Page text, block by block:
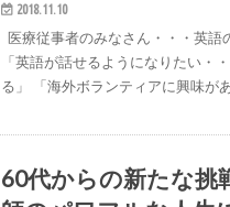
2018.11.10
医療従事者のみなさん・・・英語
「英語が話せるようになりたい・
る」 「海外ボランティアに興味が
60代からの新たな挑